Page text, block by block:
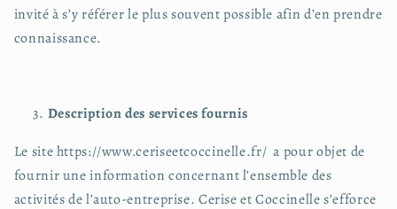
invité à s’y référer le plus souvent possible afin d’en prendre
connaissance.
Description des services fournis
Le site https://www.ceriseetcoccinelle.fr/ a pour objet de
fournir une information concernant l’ensemble des
activités de l’auto-entreprise. Cerise et Coccinelle s’efforce